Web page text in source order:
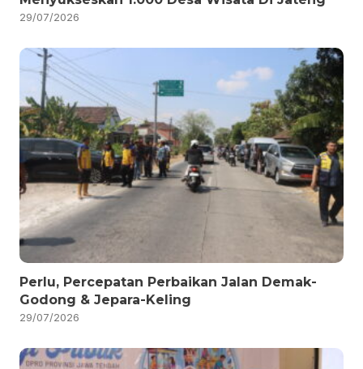
29/07/2026
Perlu, Percepatan Perbaikan Jalan Demak-
Godong & Jepara-Keling
29/07/2026